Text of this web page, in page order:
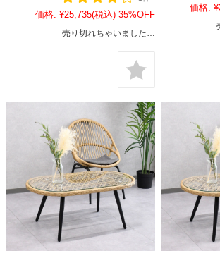
価格: ¥25,735(税込) 35%OFF
売り切れちゃいました…
価格: